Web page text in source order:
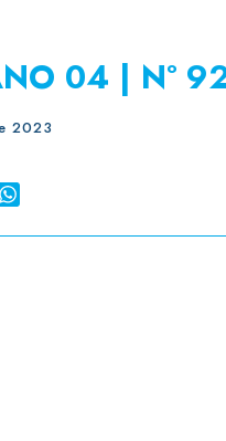
04 | Nº
2023
LinkedIn